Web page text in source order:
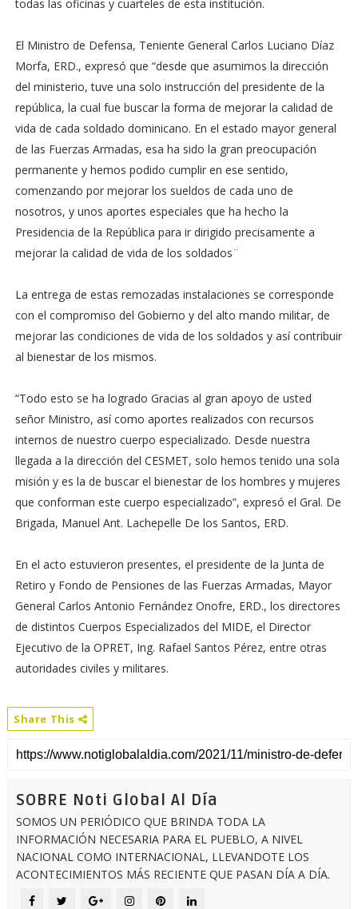
todas las oficinas y cuarteles de esta institución.
El Ministro de Defensa, Teniente General Carlos Luciano Díaz
Morfa, ERD., expresó que “desde que asumimos la dirección
del ministerio, tuve una solo instrucción del presidente de la
república, la cual fue buscar la forma de mejorar la calidad de
vida de cada soldado dominicano. En el estado mayor general
de las Fuerzas Armadas, esa ha sido la gran preocupación
permanente y hemos podido cumplir en ese sentido,
comenzando por mejorar los sueldos de cada uno de
nosotros, y unos aportes especiales que ha hecho la
Presidencia de la República para ir dirigido precisamente a
mejorar la calidad de vida de los soldados¨
La entrega de estas remozadas instalaciones se corresponde
con el compromiso del Gobierno y del alto mando militar, de
mejorar las condiciones de vida de los soldados y así contribuir
al bienestar de los mismos.
“Todo esto se ha logrado Gracias al gran apoyo de usted
señor Ministro, así como aportes realizados con recursos
internos de nuestro cuerpo especializado. Desde nuestra
llegada a la dirección del CESMET, solo hemos tenido una sola
misión y es la de buscar el bienestar de los hombres y mujeres
que conforman este cuerpo especializado”, expresó el Gral. De
Brigada, Manuel Ant. Lachepelle De los Santos, ERD.
En el acto estuvieron presentes, el presidente de la Junta de
Retiro y Fondo de Pensiones de las Fuerzas Armadas, Mayor
General Carlos Antonio Fernández Onofre, ERD., los directores
de distintos Cuerpos Especializados del MIDE, el Director
Ejecutivo de la OPRET, Ing. Rafael Santos Pérez, entre otras
autoridades civiles y militares.
Share This
SOBRE Noti Global Al Día
SOMOS UN PERIÓDICO QUE BRINDA TODA LA
INFORMACIÓN NECESARIA PARA EL PUEBLO, A NIVEL
NACIONAL COMO INTERNACIONAL, LLEVANDOTE LOS
ACONTECIMIENTOS MÁS RECIENTE QUE PASAN DÍA A DÍA.